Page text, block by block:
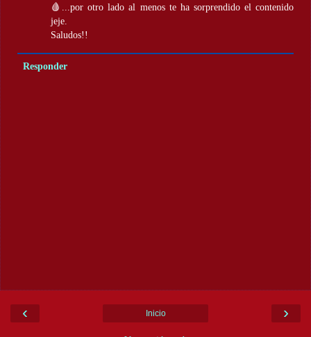
🩸...por otro lado al menos te ha sorprendido el contenido
jeje.
Saludos!!
Responder
‹ ›
Inicio